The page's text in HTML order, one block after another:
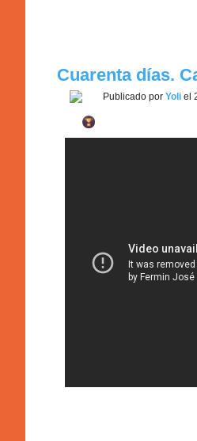
Cuarenta días.
Publicado por Yoli el